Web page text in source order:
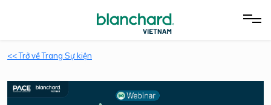
<< Trở về Trang Sự kiện